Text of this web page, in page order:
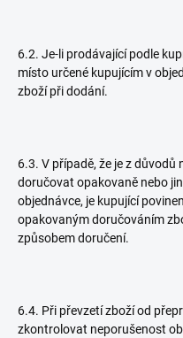
6.2. Je-li prodávající podle
místo určené kupujícím v
zboží při dodání.
6.3. V případě, že je z
doručovat opakovaně nebo
objednávce, je kupující
opakovaným doručováním
způsobem doručení.
6.4. Při převzetí zboží od
zkontrolovat neporušenost